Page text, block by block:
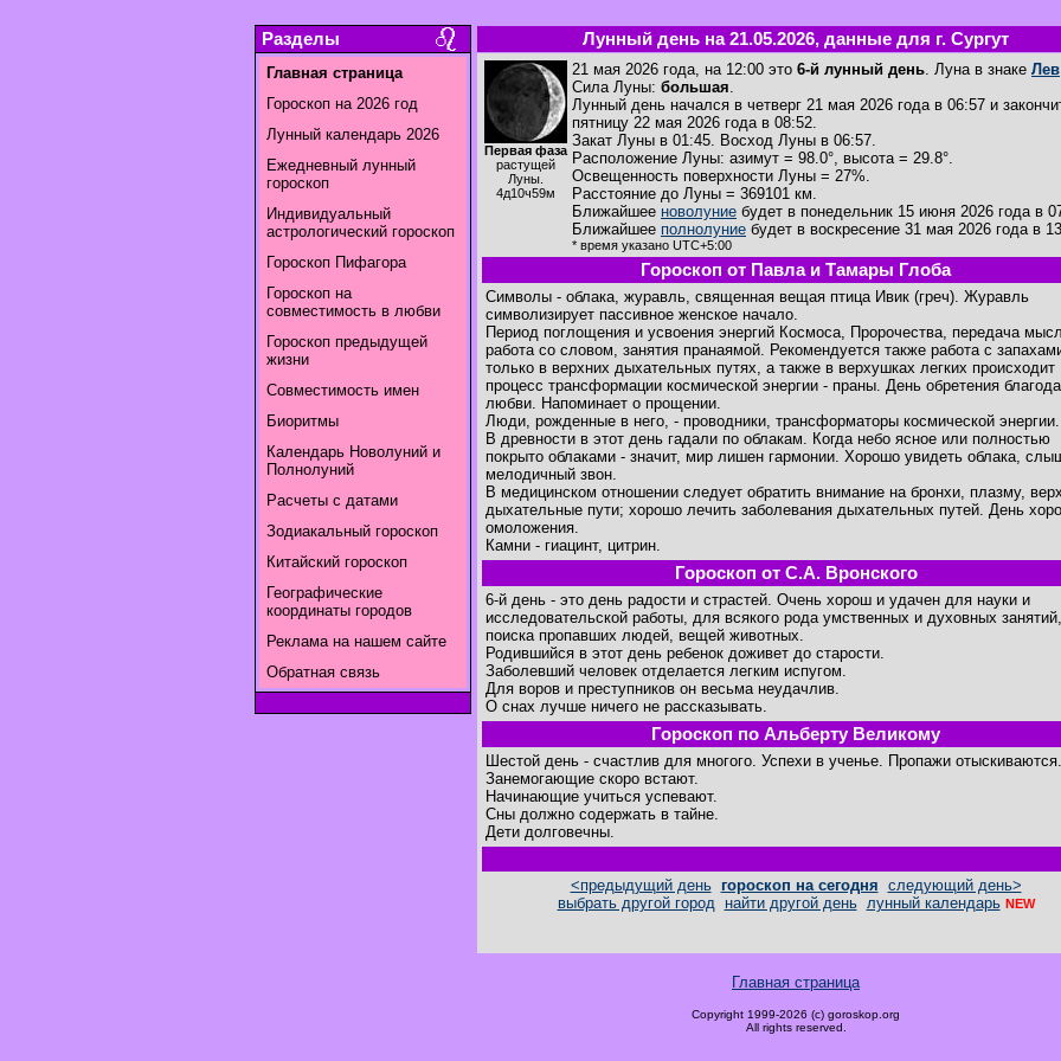
Разделы
Главная страница
Гороскоп на 2026 год
Лунный календарь 2026
Ежедневный лунный
гороскоп
Индивидуальный
астрологический гороскоп
Гороскоп Пифагора
Гороскоп на
совместимость в любви
Гороскоп предыдущей
жизни
Совместимость имен
Биоритмы
Календарь Новолуний и
Полнолуний
Расчеты с датами
Зодиакальный гороскоп
Китайский гороскоп
Географические
координаты городов
Реклама на нашем сайте
Обратная связь
Лунный день на 21.05.2026, данные для г. Сургут
Первая фаза
растущей
Луны.
4д10ч59м
21 мая 2026 года, на 12:00 это 6-й лунный день. Луна в знаке Лев
Сила Луны: большая.
Лунный день начался в четверг 21 мая 2026 года в 06:57 и
пятницу 22 мая 2026 года в 08:52.
Закат Луны в 01:45. Восход Луны в 06:57.
Расположение Луны: азимут = 98.0°, высота = 29.8°.
Освещенность поверхности Луны = 27%.
Расстояние до Луны = 369101 км.
Ближайшее новолуние будет в понедельник 15 июня 2026 года в
Ближайшее полнолуние будет в воскресение 31 мая 2026 года в
* время указано UTC+5:00
Гороскоп от Павла и Тамары Глоба
Символы - облака, журавль, священная вещая птица Ивик (греч). Журавль
символизирует пассивное женское начало.
Период поглощения и усвоения энергий Космоса, Пророчества, передача
работа со словом, занятия пранаямой. Рекомендуется также работа с
только в верхних дыхательных путях, а также в верхушках легких происходит
процесс трансформации космической энергии - праны. День обретения
любви. Напоминает о прощении.
Люди, рожденные в него, - проводники, трансформаторы космической энергии.
В древности в этот день гадали по облакам. Когда небо ясное или полностью
покрыто облаками - значит, мир лишен гармонии. Хорошо увидеть облака,
мелодичный звон.
В медицинском отношении следует обратить внимание на бронхи, плазму,
дыхательные пути; хорошо лечить заболевания дыхательных путей. День
омоложения.
Камни - гиацинт, цитрин.
Гороскоп от С.А. Вронского
6-й день - это день радости и страстей. Очень хорош и удачен для науки и
исследовательской работы, для всякого рода умственных и духовных занятий,
поиска пропавших людей, вещей животных.
Родившийся в этот день ребенок доживет до старости.
Заболевший человек отделается легким испугом.
Для воров и преступников он весьма неудачлив.
O снах лучше ничего не рассказывать.
Гороскоп по Альберту Великому
Шестой день - счастлив для многого. Успехи в ученье. Пропажи отыскиваются.
Занемогающие скоро встают.
Начинающие учиться успевают.
Сны должно содержать в тайне.
Дети долговечны.
<предыдущий день гороскоп на сегодня следующий день>
выбрать другой город
найти другой день лунный календарь NEW
Главная страница
Copyright 1999-2026 (c) goroskop.org
All rights reserved.